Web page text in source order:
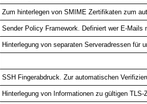
Zum hinterlegen von SMIME Zertifikaten zum
Sender Policy Framework. Definiert wer E-
Hinterlegung von separaten Serveradressen für
SSH Fingerabdruck. Zur automatischen
Hinterlegung von Informationen zu gültigen